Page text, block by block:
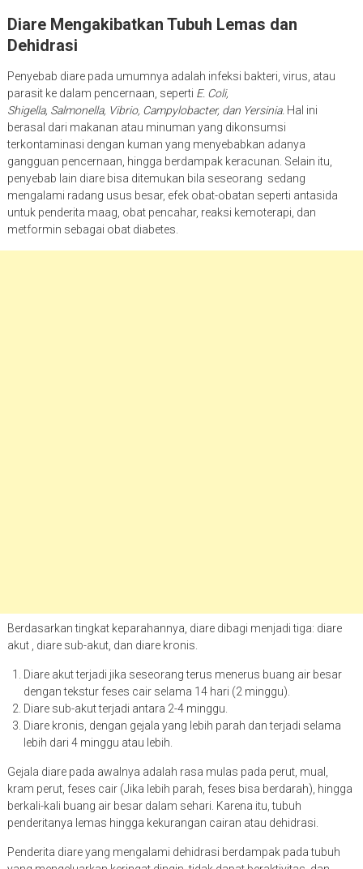
Diare Mengakibatkan Tubuh Lemas dan
Dehidrasi
Penyebab diare pada umumnya adalah infeksi bakteri, virus, atau
parasit ke dalam pencernaan, seperti E. Coli,
Shigella, Salmonella, Vibrio, Campylobacter, dan Yersinia. Hal ini
berasal dari makanan atau minuman yang dikonsumsi
terkontaminasi dengan kuman yang menyebabkan adanya
gangguan pencernaan, hingga berdampak keracunan. Selain itu,
penyebab lain diare bisa ditemukan bila seseorang sedang
mengalami radang usus besar, efek obat-obatan seperti antasida
untuk penderita maag, obat pencahar, reaksi kemoterapi, dan
metformin sebagai obat diabetes.
Berdasarkan tingkat keparahannya, diare dibagi menjadi tiga: diare
akut , diare sub-akut, dan diare kronis.
Diare akut terjadi jika seseorang terus menerus buang air besar
dengan tekstur feses cair selama 14 hari (2 minggu).
Diare sub-akut terjadi antara 2-4 minggu.
Diare kronis, dengan gejala yang lebih parah dan terjadi selama
lebih dari 4 minggu atau lebih.
Gejala diare pada awalnya adalah rasa mulas pada perut, mual,
kram perut, feses cair (Jika lebih parah, feses bisa berdarah), hingga
berkali-kali buang air besar dalam sehari. Karena itu, tubuh
penderitanya lemas hingga kekurangan cairan atau dehidrasi.
Penderita diare yang mengalami dehidrasi berdampak pada tubuh